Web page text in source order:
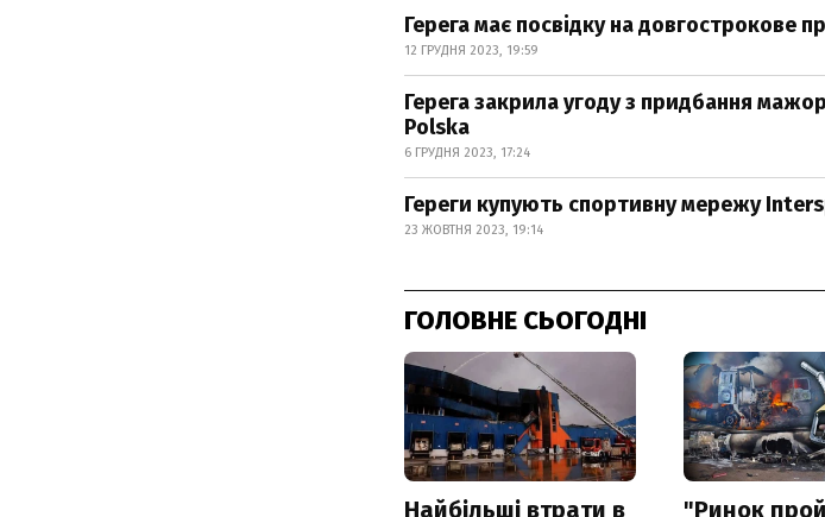
Герега має посвідку на довгострокове
12 ГРУДНЯ 2023, 19:59
Герега закрила угоду з придбання
Polska
6 ГРУДНЯ 2023, 17:24
Гереги купують спортивну мережу
23 ЖОВТНЯ 2023, 19:14
ГОЛОВНЕ СЬОГОДНІ
Найбільші втрати в
"Ринок